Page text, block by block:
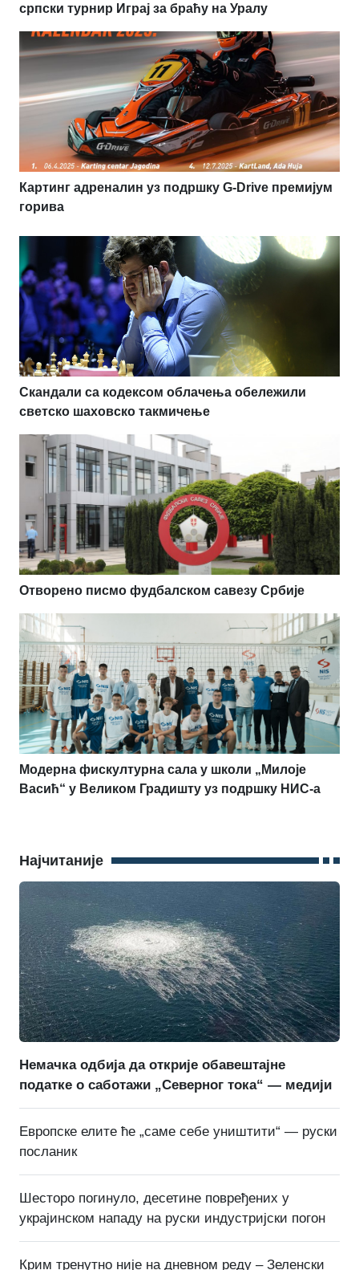
српски турнир Играј за браћу на Уралу
Картинг адреналин уз подршку G-Drive премијум
горива
Скандали са кодексом облачења обележили
светско шаховско такмичење
Отворено писмо фудбалском савезу Србије
Модерна фискултурна сала у школи „Милоје
Васић“ у Великом Градишту уз подршку НИС-а
Најчитаније
Немачка одбија да открије обавештајне
податке о саботажи „Северног тока“ — медији
Европске елите ће „саме себе уништити“ — руски
посланик
Шесторо погинуло, десетине повређених у
украјинском нападу на руски индустријски погон
Крим тренутно није на дневном реду – Зеленски